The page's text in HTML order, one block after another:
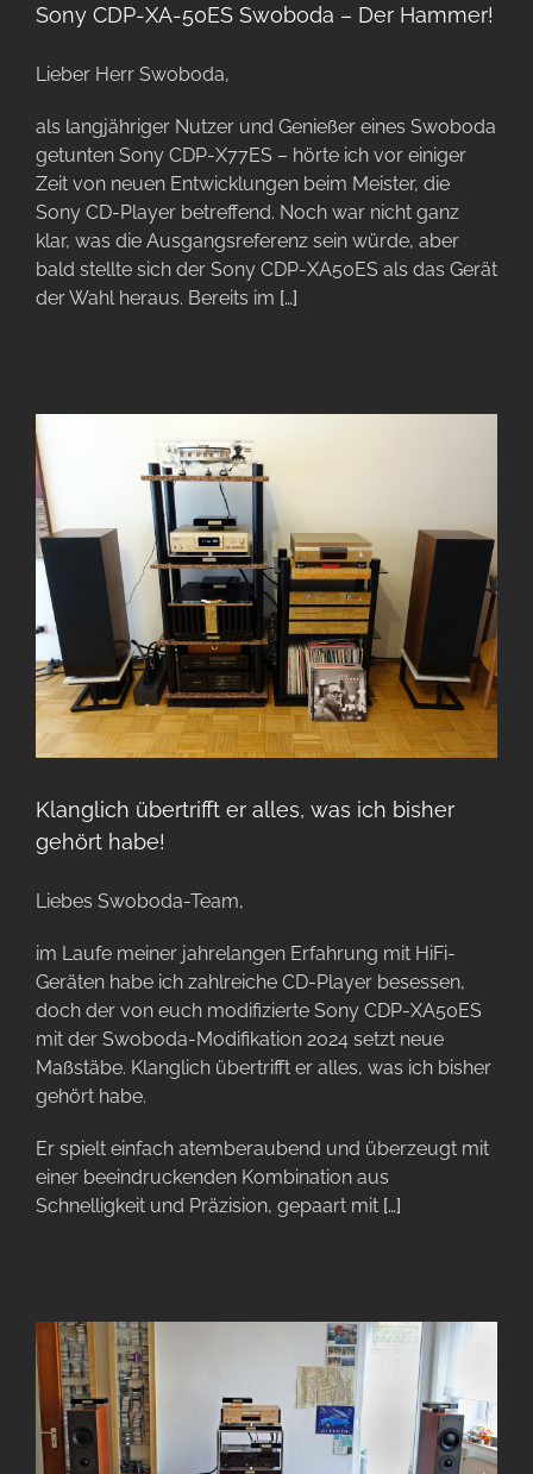
Sony CDP-XA-50ES Swoboda – Der Hammer!
Lieber Herr Swoboda,
als langjähriger Nutzer und Genießer eines Swoboda
getunten Sony CDP-X77ES – hörte ich vor einiger
Zeit von neuen Entwicklungen beim Meister, die
Sony CD-Player betreffend. Noch war nicht ganz
klar, was die Ausgangsreferenz sein würde, aber
bald stellte sich der Sony CDP-XA50ES als das Gerät
der Wahl heraus. Bereits im […]
Klanglich übertrifft er alles, was ich bisher
gehört habe!
Liebes Swoboda-Team,
im Laufe meiner jahrelangen Erfahrung mit HiFi-
Geräten habe ich zahlreiche CD-Player besessen,
doch der von euch modifizierte Sony CDP-XA50ES
mit der Swoboda-Modifikation 2024 setzt neue
Maßstäbe. Klanglich übertrifft er alles, was ich bisher
gehört habe.
Er spielt einfach atemberaubend und überzeugt mit
einer beeindruckenden Kombination aus
Schnelligkeit und Präzision, gepaart mit […]